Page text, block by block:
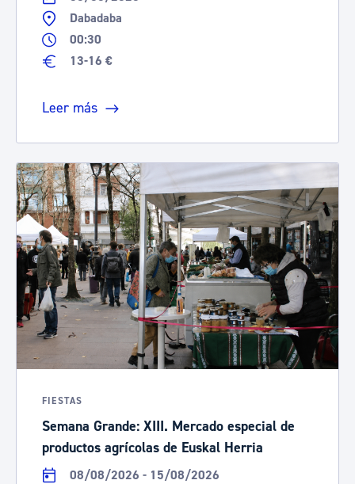
Dabadaba
00:30
13-16 €
Leer más
FIESTAS
Semana Grande: XIII. Mercado especial de
productos agrícolas de Euskal Herria
08/08/2026 - 15/08/2026